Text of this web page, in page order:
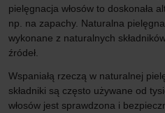
pielęgnacja włosów to doskonała
np. na zapachy. Naturalna
wykonane z naturalnych
źródeł.
Wspaniałą rzeczą w naturalnej
składniki są często używane od
włosów jest sprawdzona i